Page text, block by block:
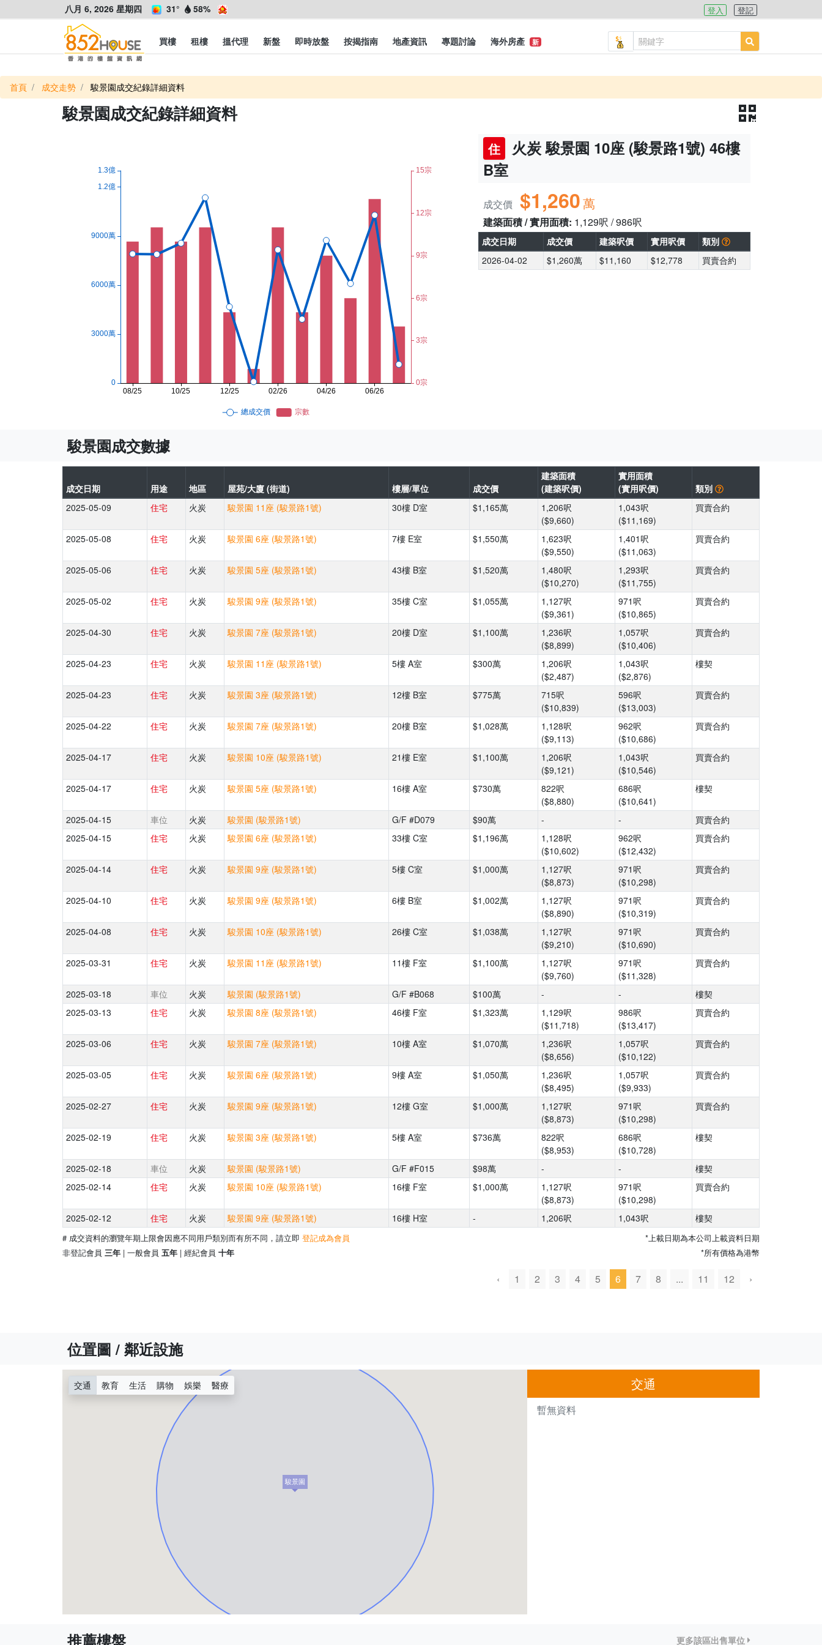
八月 6, 2026 星期四 31° 58% 登入 登記
買樓 租樓 搵代理 新盤 即時放盤 按揭指南 地產資訊 專題討論 海外房產 新
首頁 成交走勢 駿景園成交紀錄詳細資料
駿景園成交紀錄詳細資料
住
火炭 駿景園 10座 (駿景路1號) 46樓
B室
成交價 $1,260萬
建築面積 / 實用面積: 1,129呎 / 986呎
成交日期 成交價 建築呎價 實用呎價
類別
2026-04-02
$1,260萬 $11,160 $12,778 買賣合約
駿景園成交數據
成交日期 用途 地區 屋苑/大廈 (街道) 樓層/單位 成交價
建築面積
(建築呎價)
實用面積
(實用呎價)
類別
2025-05-09
住宅 火炭 駿景園 11座 (駿景路1號) 30樓 D室 $1,165萬
1,206呎
($9,660)
1,043呎
($11,169)
買賣合約
2025-05-08 住宅 火炭 駿景園 6座 (駿景路1號) 7樓 E室 $1,550萬
1,623呎
($9,550)
1,401呎
($11,063)
買賣合約
2025-05-06 住宅 火炭 駿景園 5座 (駿景路1號) 43樓 B室 $1,520萬
1,480呎
($10,270)
1,293呎
($11,755)
買賣合約
2025-05-02 住宅 火炭 駿景園 9座 (駿景路1號) 35樓 C室 $1,055萬
1,127呎
($9,361)
971呎
($10,865)
買賣合約
2025-04-30 住宅 火炭 駿景園 7座 (駿景路1號) 20樓 D室 $1,100萬
1,236呎
($8,899)
1,057呎
($10,406)
買賣合約
2025-04-23 住宅 火炭 駿景園 11座 (駿景路1號) 5樓 A室 $300萬
1,206呎
($2,487)
1,043呎
($2,876)
樓契
2025-04-23 住宅 火炭 駿景園 3座 (駿景路1號) 12樓 B室 $775萬
715呎
($10,839)
596呎
($13,003)
買賣合約
2025-04-22 住宅 火炭 駿景園 7座 (駿景路1號) 20樓 B室 $1,028萬
1,128呎
($9,113)
962呎
($10,686)
買賣合約
2025-04-17 住宅 火炭 駿景園 10座 (駿景路1號) 21樓 E室 $1,100萬
1,206呎
($9,121)
1,043呎
($10,546)
買賣合約
2025-04-17 住宅 火炭 駿景園 5座 (駿景路1號) 16樓 A室 $730萬
822呎
($8,880)
686呎
($10,641)
樓契
2025-04-15 車位 火炭 駿景園 (駿景路1號) G/F #D079 $90萬 - -
買賣合約
2025-04-15
住宅 火炭 駿景園 6座 (駿景路1號) 33樓 C室 $1,196萬
1,128呎
($10,602)
962呎
($12,432)
買賣合約
2025-04-14 住宅 火炭 駿景園 9座 (駿景路1號) 5樓 C室 $1,000萬
1,127呎
($8,873)
971呎
($10,298)
買賣合約
2025-04-10 住宅 火炭 駿景園 9座 (駿景路1號) 6樓 B室 $1,002萬
1,127呎
($8,890)
971呎
($10,319)
買賣合約
2025-04-08 住宅 火炭 駿景園 10座 (駿景路1號) 26樓 C室 $1,038萬
1,127呎
($9,210)
971呎
($10,690)
買賣合約
2025-03-31 住宅 火炭 駿景園 11座 (駿景路1號) 11樓 F室 $1,100萬
1,127呎
($9,760)
971呎
($11,328)
買賣合約
2025-03-18 車位 火炭 駿景園 (駿景路1號) G/F #B068 $100萬 - -
樓契
2025-03-13
住宅 火炭 駿景園 8座 (駿景路1號) 46樓 F室 $1,323萬
1,129呎
($11,718)
986呎
($13,417)
買賣合約
2025-03-06 住宅 火炭 駿景園 7座 (駿景路1號) 10樓 A室 $1,070萬
1,236呎
($8,656)
1,057呎
($10,122)
買賣合約
2025-03-05 住宅 火炭 駿景園 6座 (駿景路1號) 9樓 A室 $1,050萬
1,236呎
($8,495)
1,057呎
($9,933)
買賣合約
2025-02-27 住宅 火炭 駿景園 9座 (駿景路1號) 12樓 G室 $1,000萬
1,127呎
($8,873)
971呎
($10,298)
買賣合約
2025-02-19 住宅 火炭 駿景園 3座 (駿景路1號) 5樓 A室 $736萬
822呎
($8,953)
686呎
($10,728)
樓契
2025-02-18 車位 火炭 駿景園 (駿景路1號) G/F #F015 $98萬 - -
樓契
2025-02-14
住宅 火炭 駿景園 10座 (駿景路1號) 16樓 F室 $1,000萬
1,127呎
($8,873)
971呎
($10,298)
買賣合約
2025-02-12 住宅 火炭 駿景園 9座 (駿景路1號) 16樓 H室 - 1,206呎 1,043呎 樓契
# 成交資料的瀏覽年期上限會因應不同用戶類別而有所不同，請立即 登記成為會員
非登記會員 三年 | 一般會員 五年 | 經紀會員 十年
*上載日期為本公司上載資料日期
*所有價格為港幣
‹ 1 2 3 4 5 6 7 8 ... 11 12 ›
位置圖 / 鄰近設施
駿景園
交通 教育 生活 購物 娛樂 醫療 交通
暫無資料
推薦樓盤 更多該區出售單位